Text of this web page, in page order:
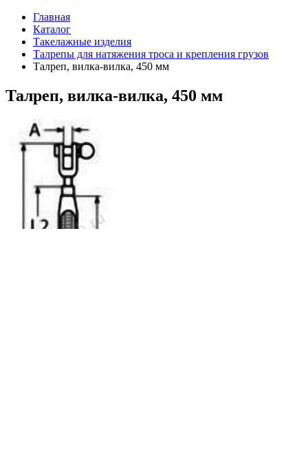
Главная
Каталог
Такелажные изделия
Талрепы для натяжения троса и крепления грузов
Талреп, вилка-вилка, 450 мм
Талреп, вилка-вилка, 450 мм